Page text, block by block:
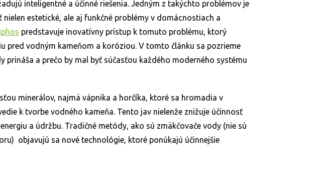
inteligentné a účinné riešenia. Jedným z takýchto problémov je
estetické, ale aj funkčné problémy v domácnostiach a
predstavuje inovatívny prístup k tomuto problému, ktorý
pred vodným kameňom a koróziou. V tomto článku sa pozrieme
prináša a prečo by mal byť súčasťou každého moderného systému
minerálov, najmä vápnika a horčíka, ktoré sa hromadia v
k tvorbe vodného kameňa. Tento jav nielenže znižuje účinnosť
a údržbu. Tradičné metódy, ako sú zmäkčovače vody (nie sú
objavujú sa nové technológie, ktoré ponúkajú účinnejšie